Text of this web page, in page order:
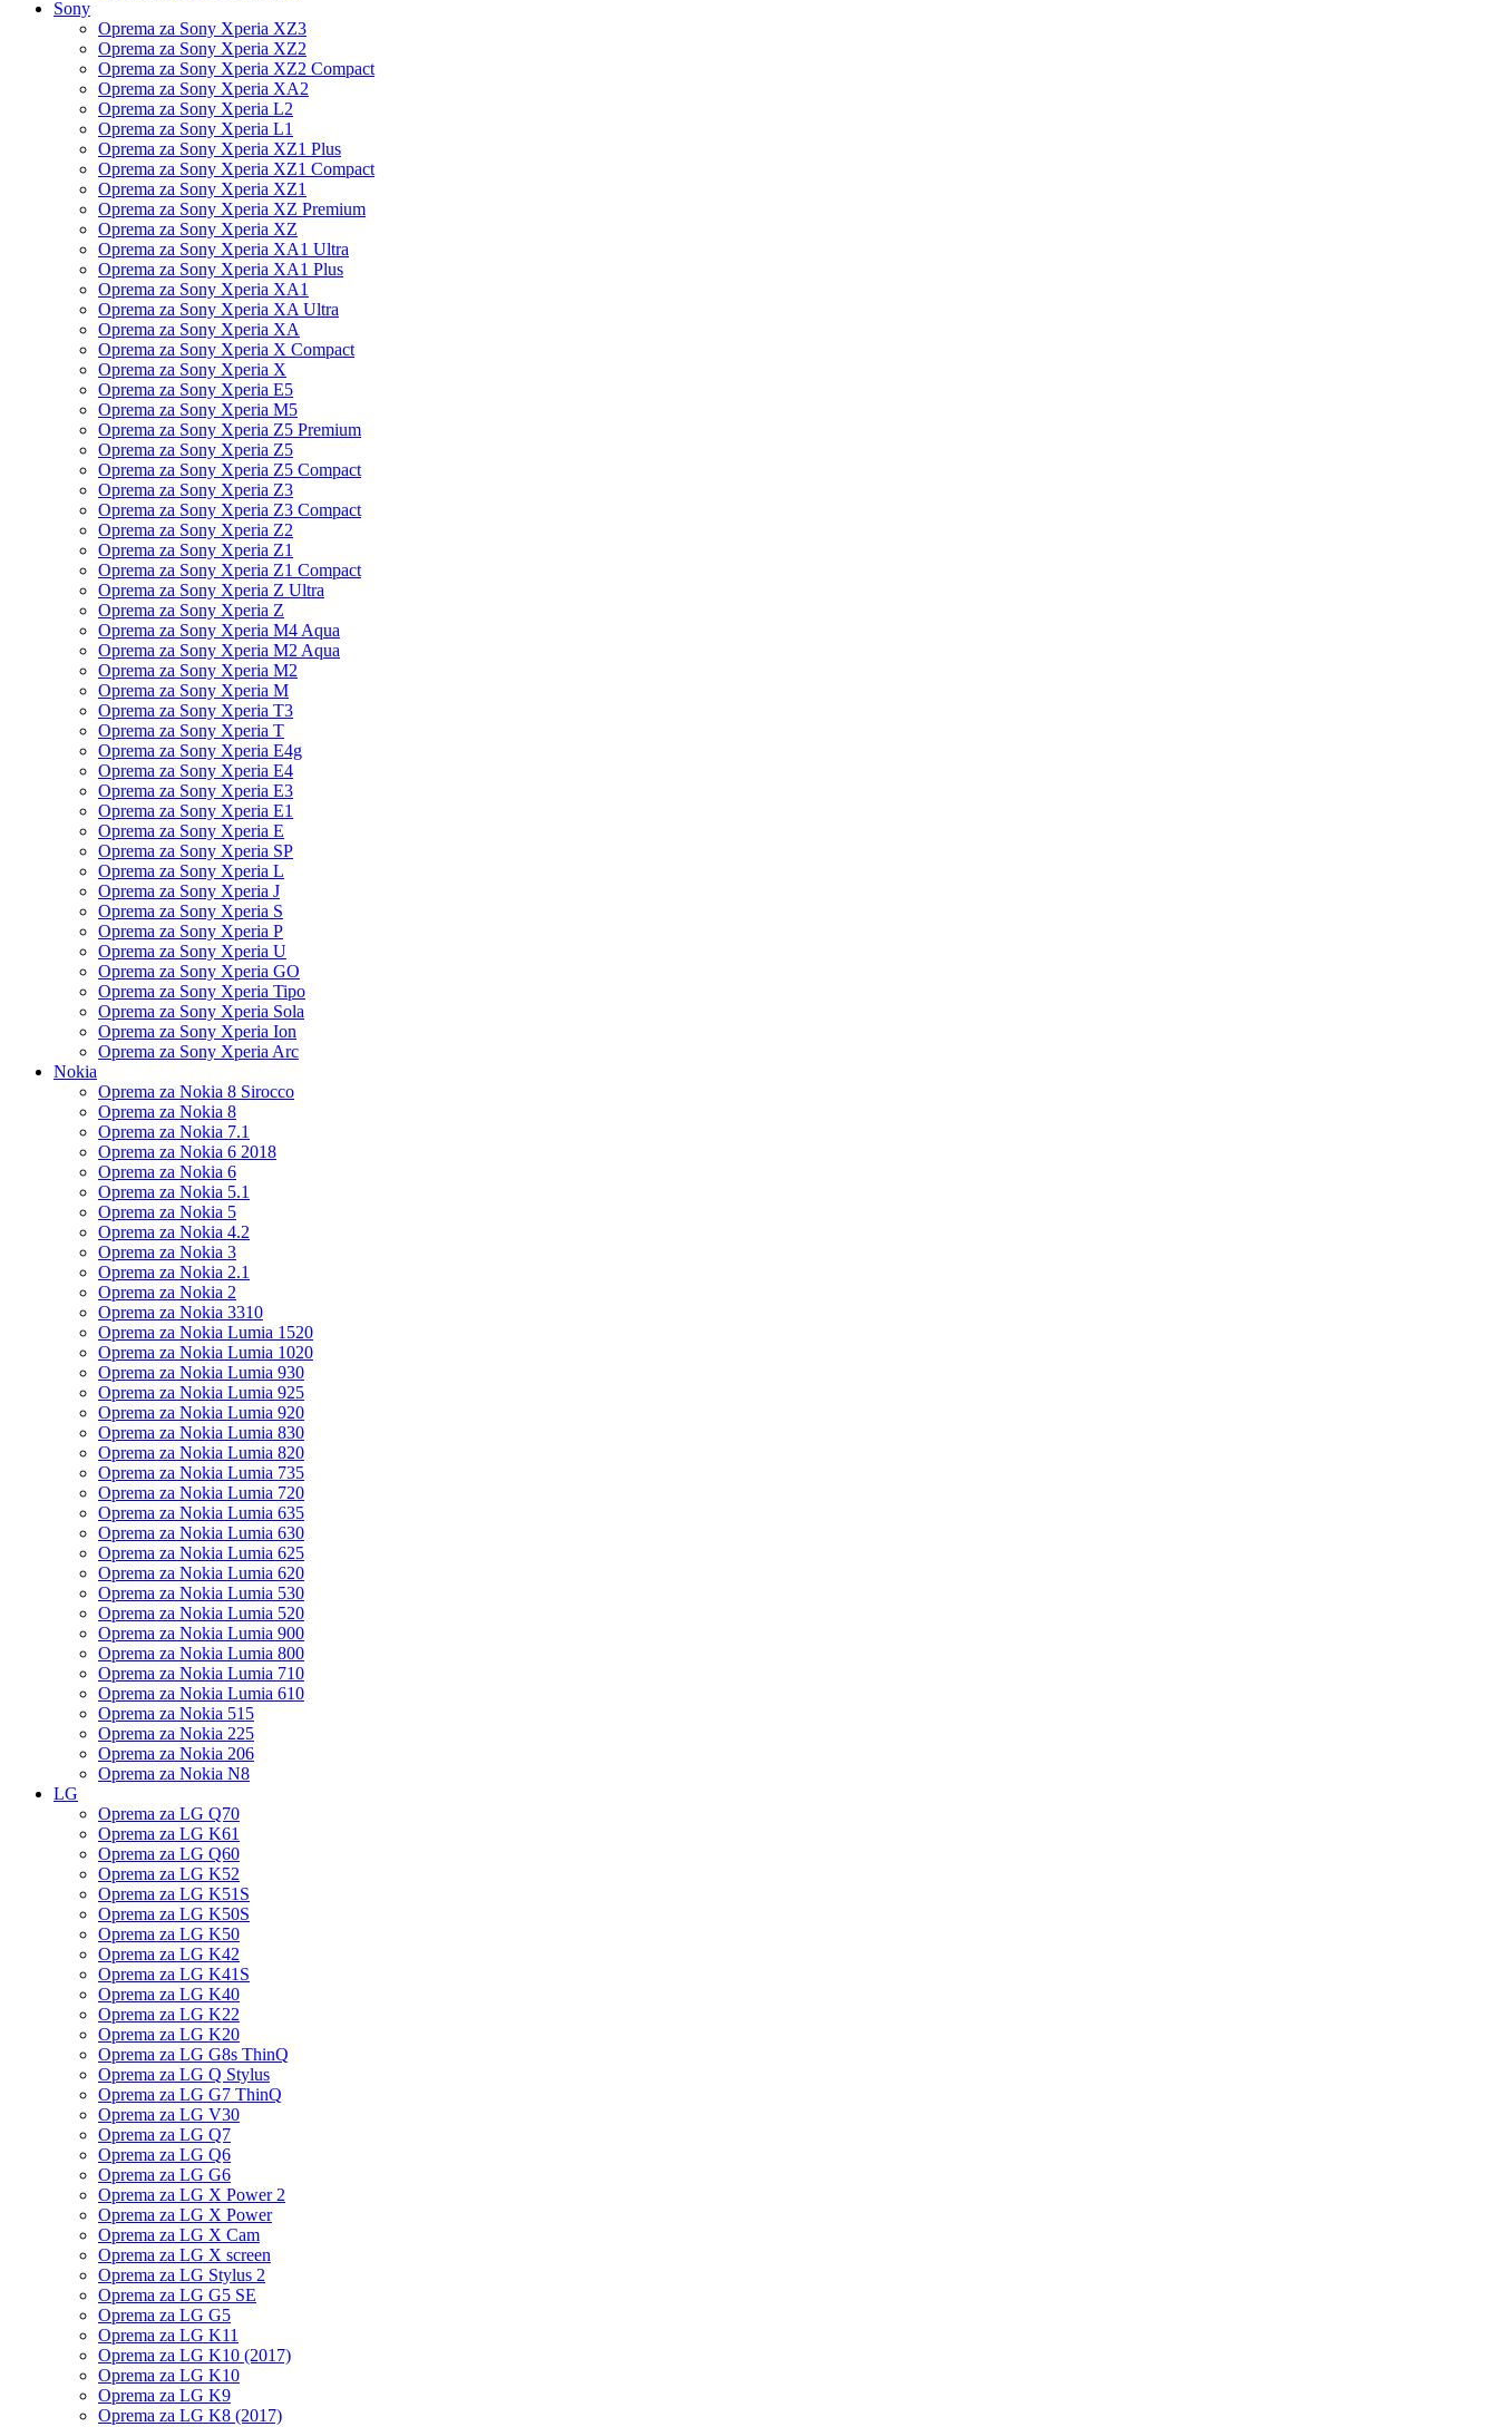
Sony
Oprema za Sony Xperia XZ3
Oprema za Sony Xperia XZ2
Oprema za Sony Xperia XZ2 Compact
Oprema za Sony Xperia XA2
Oprema za Sony Xperia L2
Oprema za Sony Xperia L1
Oprema za Sony Xperia XZ1 Plus
Oprema za Sony Xperia XZ1 Compact
Oprema za Sony Xperia XZ1
Oprema za Sony Xperia XZ Premium
Oprema za Sony Xperia XZ
Oprema za Sony Xperia XA1 Ultra
Oprema za Sony Xperia XA1 Plus
Oprema za Sony Xperia XA1
Oprema za Sony Xperia XA Ultra
Oprema za Sony Xperia XA
Oprema za Sony Xperia X Compact
Oprema za Sony Xperia X
Oprema za Sony Xperia E5
Oprema za Sony Xperia M5
Oprema za Sony Xperia Z5 Premium
Oprema za Sony Xperia Z5
Oprema za Sony Xperia Z5 Compact
Oprema za Sony Xperia Z3
Oprema za Sony Xperia Z3 Compact
Oprema za Sony Xperia Z2
Oprema za Sony Xperia Z1
Oprema za Sony Xperia Z1 Compact
Oprema za Sony Xperia Z Ultra
Oprema za Sony Xperia Z
Oprema za Sony Xperia M4 Aqua
Oprema za Sony Xperia M2 Aqua
Oprema za Sony Xperia M2
Oprema za Sony Xperia M
Oprema za Sony Xperia T3
Oprema za Sony Xperia T
Oprema za Sony Xperia E4g
Oprema za Sony Xperia E4
Oprema za Sony Xperia E3
Oprema za Sony Xperia E1
Oprema za Sony Xperia E
Oprema za Sony Xperia SP
Oprema za Sony Xperia L
Oprema za Sony Xperia J
Oprema za Sony Xperia S
Oprema za Sony Xperia P
Oprema za Sony Xperia U
Oprema za Sony Xperia GO
Oprema za Sony Xperia Tipo
Oprema za Sony Xperia Sola
Oprema za Sony Xperia Ion
Oprema za Sony Xperia Arc
Nokia
Oprema za Nokia 8 Sirocco
Oprema za Nokia 8
Oprema za Nokia 7.1
Oprema za Nokia 6 2018
Oprema za Nokia 6
Oprema za Nokia 5.1
Oprema za Nokia 5
Oprema za Nokia 4.2
Oprema za Nokia 3
Oprema za Nokia 2.1
Oprema za Nokia 2
Oprema za Nokia 3310
Oprema za Nokia Lumia 1520
Oprema za Nokia Lumia 1020
Oprema za Nokia Lumia 930
Oprema za Nokia Lumia 925
Oprema za Nokia Lumia 920
Oprema za Nokia Lumia 830
Oprema za Nokia Lumia 820
Oprema za Nokia Lumia 735
Oprema za Nokia Lumia 720
Oprema za Nokia Lumia 635
Oprema za Nokia Lumia 630
Oprema za Nokia Lumia 625
Oprema za Nokia Lumia 620
Oprema za Nokia Lumia 530
Oprema za Nokia Lumia 520
Oprema za Nokia Lumia 900
Oprema za Nokia Lumia 800
Oprema za Nokia Lumia 710
Oprema za Nokia Lumia 610
Oprema za Nokia 515
Oprema za Nokia 225
Oprema za Nokia 206
Oprema za Nokia N8
LG
Oprema za LG Q70
Oprema za LG K61
Oprema za LG Q60
Oprema za LG K52
Oprema za LG K51S
Oprema za LG K50S
Oprema za LG K50
Oprema za LG K42
Oprema za LG K41S
Oprema za LG K40
Oprema za LG K22
Oprema za LG K20
Oprema za LG G8s ThinQ
Oprema za LG Q Stylus
Oprema za LG G7 ThinQ
Oprema za LG V30
Oprema za LG Q7
Oprema za LG Q6
Oprema za LG G6
Oprema za LG X Power 2
Oprema za LG X Power
Oprema za LG X Cam
Oprema za LG X screen
Oprema za LG Stylus 2
Oprema za LG G5 SE
Oprema za LG G5
Oprema za LG K11
Oprema za LG K10 (2017)
Oprema za LG K10
Oprema za LG K9
Oprema za LG K8 (2017)